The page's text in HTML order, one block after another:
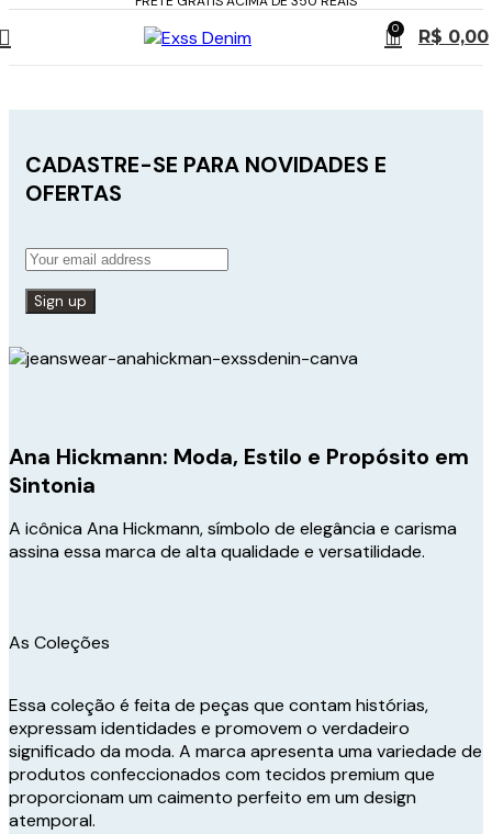
0 R$ 0,00
CADASTRE-SE PARA NOVIDADES E
OFERTAS
Ana Hickmann: Moda, Estilo e Propósito em
Sintonia
A icônica Ana Hickmann, símbolo de elegância e carisma
assina essa marca de alta qualidade e versatilidade.
As Coleções
Essa coleção é feita de peças que contam histórias,
expressam identidades e promovem o verdadeiro
significado da moda. A marca apresenta uma variedade de
produtos confeccionados com tecidos premium que
proporcionam um caimento perfeito em um design
atemporal.